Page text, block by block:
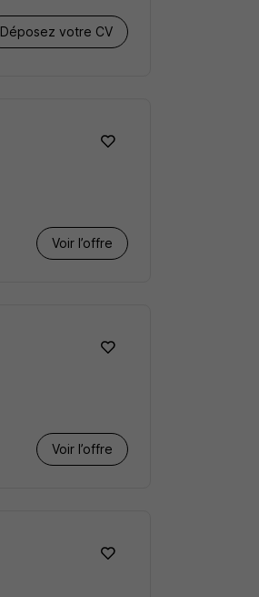
Déposez votre CV
Voir l’offre
Voir l’offre